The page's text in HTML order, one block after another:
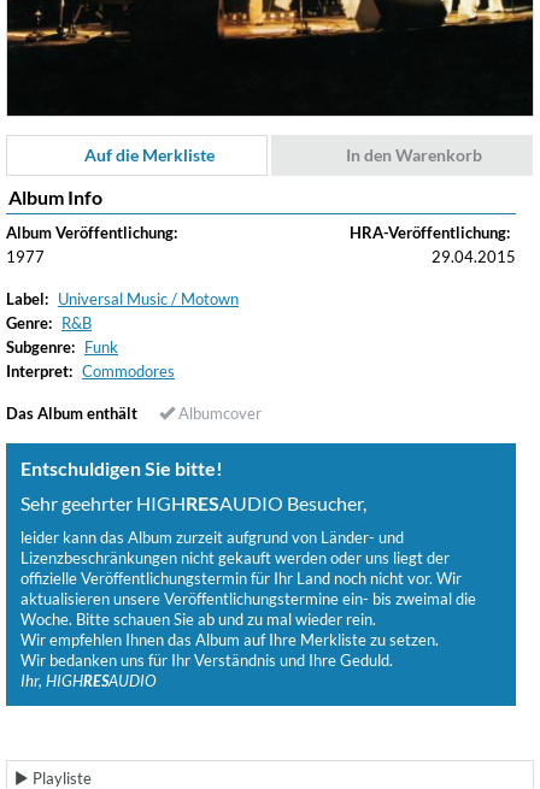
Auf die Merkliste In den Warenkorb
Album Info
Album Veröffentlichung:
1977
HRA-Veröffentlichung:
29.04.2015
Label: Universal Music / Motown
Genre: R&B
Subgenre: Funk
Interpret: Commodores
Das Album enthält Albumcover
Entschuldigen Sie bitte!
Sehr geehrter HIGHRESAUDIO Besucher,
leider kann das Album zurzeit aufgrund von Länder- und
Lizenzbeschränkungen nicht gekauft werden oder uns liegt der
offizielle Veröffentlichungstermin für Ihr Land noch nicht vor. Wir
aktualisieren unsere Veröffentlichungstermine ein- bis zweimal die
Woche. Bitte schauen Sie ab und zu mal wieder rein.
Wir empfehlen Ihnen das Album auf Ihre Merkliste zu setzen.
Wir bedanken uns für Ihr Verständnis und Ihre Geduld.
Ihr, HIGHRESAUDIO
Playliste